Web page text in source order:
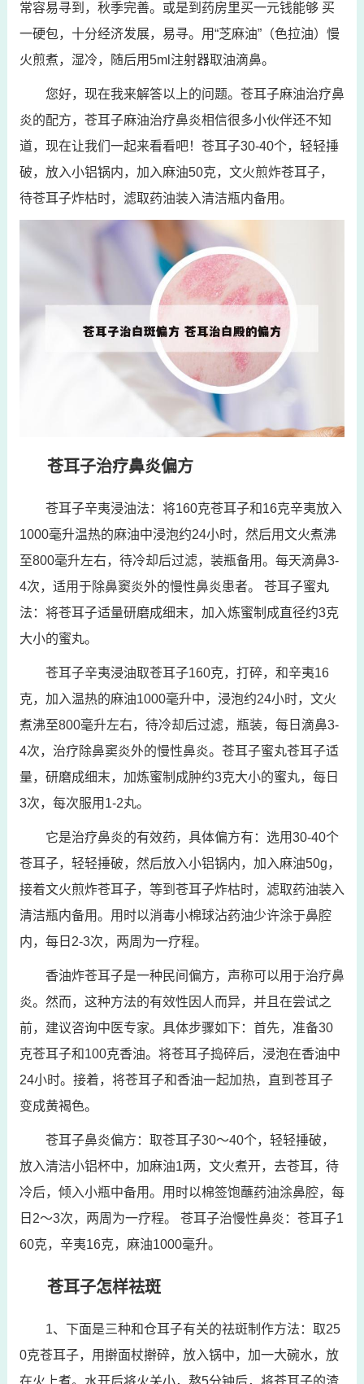
常容易寻到，秋季完善。或是到药房里买一元钱能够 买
一硬包，十分经济发展，易寻。用“芝麻油”（色拉油）慢
火煎煮，湿冷，随后用5ml注射器取油滴鼻。
您好，现在我来解答以上的问题。苍耳子麻油治疗鼻
炎的配方，苍耳子麻油治疗鼻炎相信很多小伙伴还不知
道，现在让我们一起来看看吧！苍耳子30-40个，轻轻捶
破，放入小铝锅内，加入麻油50克，文火煎炸苍耳子，
待苍耳子炸枯时，滤取药油装入清洁瓶内备用。
苍耳子治疗鼻炎偏方
苍耳子辛夷浸油法：将160克苍耳子和16克辛夷放入
1000毫升温热的麻油中浸泡约24小时，然后用文火煮沸
至800毫升左右，待冷却后过滤，装瓶备用。每天滴鼻3-
4次，适用于除鼻窦炎外的慢性鼻炎患者。 苍耳子蜜丸
法：将苍耳子适量研磨成细末，加入炼蜜制成直径约3克
大小的蜜丸。
苍耳子辛夷浸油取苍耳子160克，打碎，和辛夷16
克，加入温热的麻油1000毫升中，浸泡约24小时，文火
煮沸至800毫升左右，待冷却后过滤，瓶装，每日滴鼻3-
4次，治疗除鼻窦炎外的慢性鼻炎。苍耳子蜜丸苍耳子适
量，研磨成细末，加炼蜜制成肿约3克大小的蜜丸，每日
3次，每次服用1-2丸。
它是治疗鼻炎的有效药，具体偏方有：选用30-40个
苍耳子，轻轻捶破，然后放入小铝锅内，加入麻油50g，
接着文火煎炸苍耳子，等到苍耳子炸枯时，滤取药油装入
清洁瓶内备用。用时以消毒小棉球沾药油少许涂于鼻腔
内，每日2-3次，两周为一疗程。
香油炸苍耳子是一种民间偏方，声称可以用于治疗鼻
炎。然而，这种方法的有效性因人而异，并且在尝试之
前，建议咨询中医专家。具体步骤如下：首先，准备30
克苍耳子和100克香油。将苍耳子捣碎后，浸泡在香油中
24小时。接着，将苍耳子和香油一起加热，直到苍耳子
变成黄褐色。
苍耳子鼻炎偏方：取苍耳子30～40个，轻轻捶破，
放入清洁小铝杯中，加麻油1两，文火煮开，去苍耳，待
冷后，倾入小瓶中备用。用时以棉签饱蘸药油涂鼻腔，每
日2～3次，两周为一疗程。 苍耳子治慢性鼻炎：苍耳子1
60克，辛夷16克，麻油1000毫升。
苍耳子怎样祛斑
1、下面是三种和仓耳子有关的祛斑制作方法：取25
0克苍耳子，用擀面杖擀碎，放入锅中，加一大碗水，放
在火上煮。水开后将火关小，熬5分钟后，将苍耳子的渣